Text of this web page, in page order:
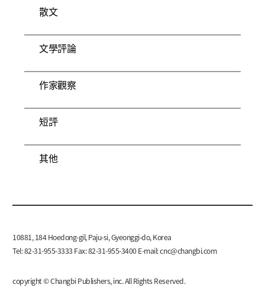
散文
文學評論
作家觀察
短評
其他
10881, 184 Hoedong-gil, Paju-si, Gyeonggi-do, Korea
Tel: 82-31-955-3333 Fax: 82-31-955-3400 E-mail:cnc@changbi.com
copyright © Changbi Publishers, inc. All Rights Reserved.